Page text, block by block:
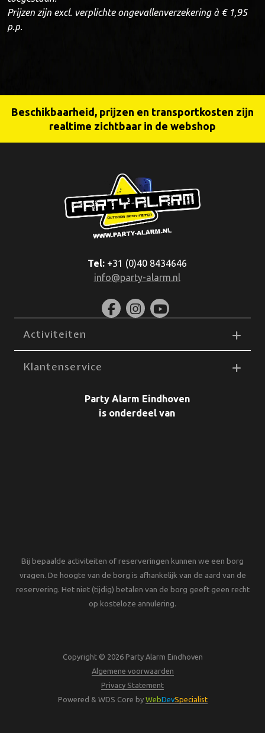
Prijzen zijn excl. verplichte ongevallenverzekering à € 1,95
p.p.
Beschikbaarheid, prijzen en transportkosten zijn
realtime zichtbaar in de webshop
Tel:+31 (0)40 8434646
info@party-alarm.nl
Activiteiten
Klantenservice
Party Alarm Eindhoven
is onderdeel van
Bij bepaalde activiteiten of reserveringen kunnen we een borg
vragen. De hoogte van de borg is afhankelijk van de aard van de
reservering. Het niet (tijdig) betalen van de borg geeft geen recht
op kosteloze annulering.
Copyright © 2026 Party Alarm Eindhoven
Algemene voorwaarden
Privacy Statement
Powered & WDS Core by WebDevSpecialist